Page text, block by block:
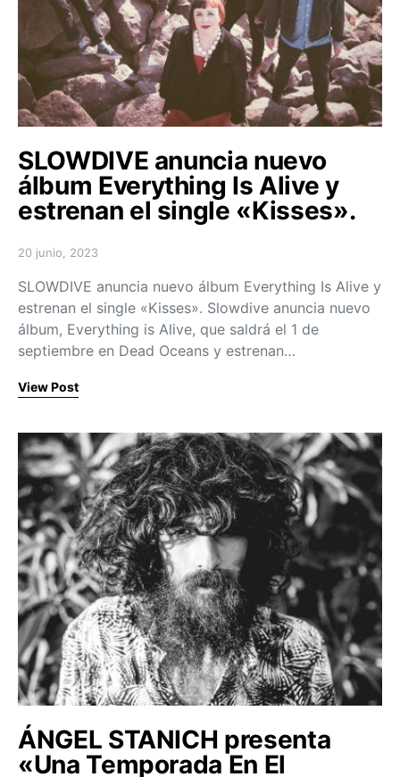
SLOWDIVE anuncia nuevo
álbum Everything Is Alive y
estrenan el single «Kisses».
Posted on
20 junio, 2023
SLOWDIVE anuncia nuevo álbum Everything Is Alive y
estrenan el single «Kisses». Slowdive anuncia nuevo
álbum, Everything is Alive, que saldrá el 1 de
septiembre en Dead Oceans y estrenan…
View Post
ÁNGEL STANICH presenta
«Una Temporada En El